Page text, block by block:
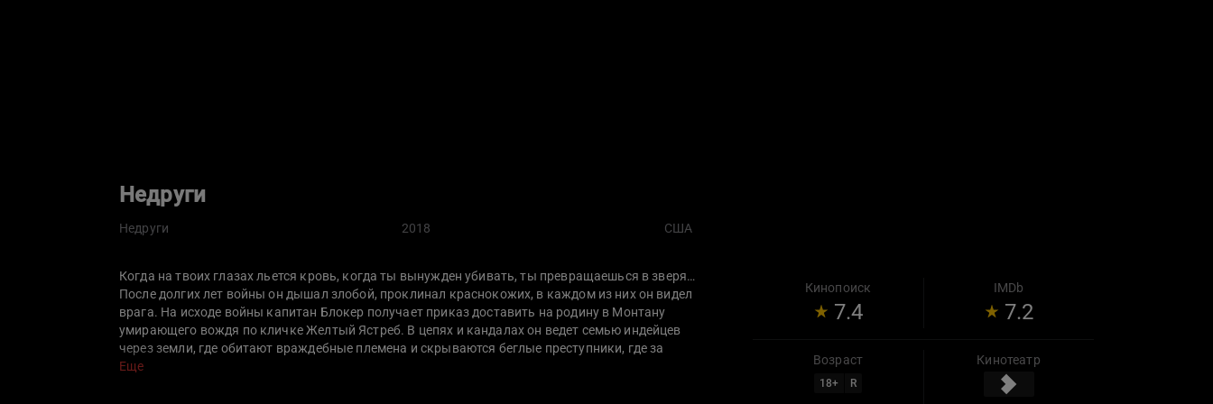
Недруги
Недруги 2018 США
Когда на твоих глазах льется кровь, когда ты вынужден убивать, ты превращаешься в зверя…
После долгих лет войны он дышал злобой, проклинал краснокожих, в каждом из них он видел
врага. На исходе войны капитан Блокер получает приказ доставить на родину в Монтану
умирающего вождя по кличке Желтый Ястреб. В цепях и кандалах он ведет семью индейцев
через земли, где обитают враждебные племена и скрываются беглые преступники, где за
каждым камнем поджидает смертельная опасность. Где-то на пути к отряду Блокера пристает
Еще
Кинопоиск
7.4
IMDb
7.2
Возраст
18+ R
Кинотеатр